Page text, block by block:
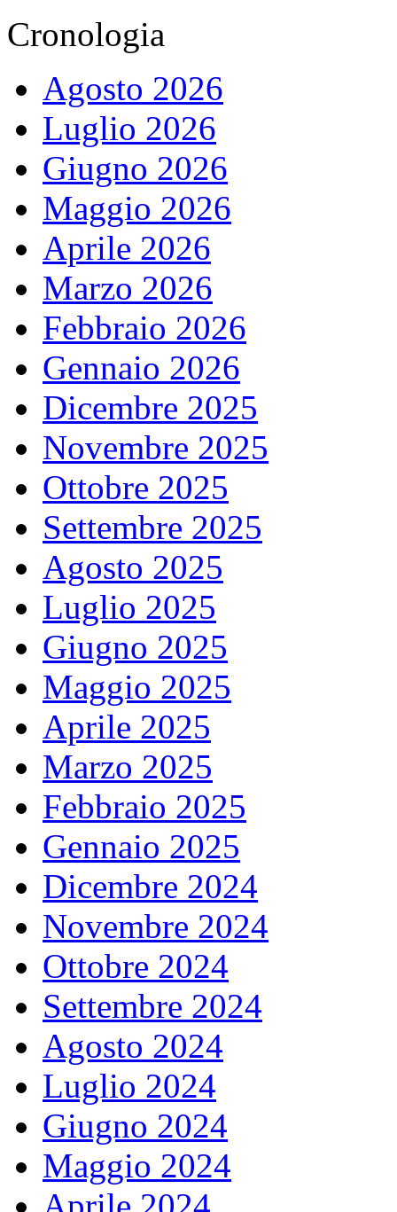
Cronologia
Agosto 2026
Luglio 2026
Giugno 2026
Maggio 2026
Aprile 2026
Marzo 2026
Febbraio 2026
Gennaio 2026
Dicembre 2025
Novembre 2025
Ottobre 2025
Settembre 2025
Agosto 2025
Luglio 2025
Giugno 2025
Maggio 2025
Aprile 2025
Marzo 2025
Febbraio 2025
Gennaio 2025
Dicembre 2024
Novembre 2024
Ottobre 2024
Settembre 2024
Agosto 2024
Luglio 2024
Giugno 2024
Maggio 2024